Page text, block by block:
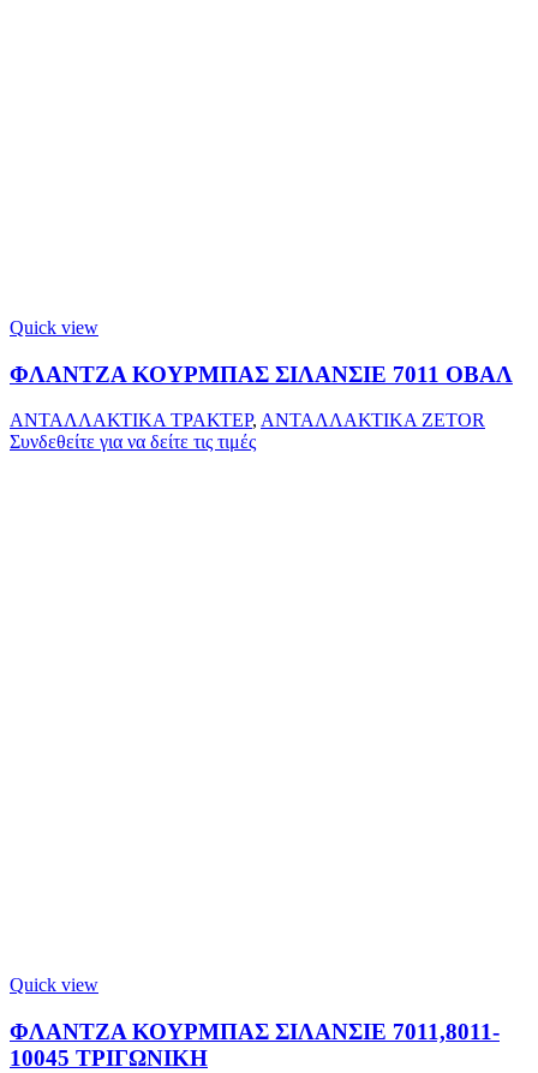
Quick view
ΦΛΑΝΤΖΑ ΚΟΥΡΜΠΑΣ ΣΙΛΑΝΣΙΕ 7011 ΟΒΑΛ
ΑΝΤΑΛΛΑΚΤΙΚΑ ΤΡΑΚΤΕΡ, ΑΝΤΑΛΛΑΚΤΙΚΑ ZETOR
Συνδεθείτε για να δείτε τις τιμές
Quick view
ΦΛΑΝΤΖΑ ΚΟΥΡΜΠΑΣ ΣΙΛΑΝΣΙΕ 7011,8011-
10045 ΤΡΙΓΩΝΙΚΗ